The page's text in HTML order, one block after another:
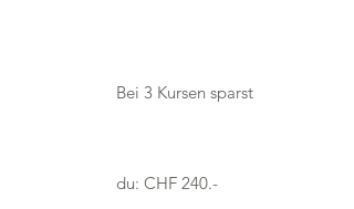
Bei 3 Kursen sparst
du: CHF 240.-